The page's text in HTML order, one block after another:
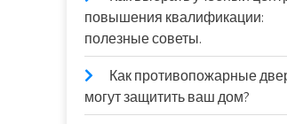
повышения квалификации:
полезные советы.
Как противопожарные
могут защитить ваш дом?